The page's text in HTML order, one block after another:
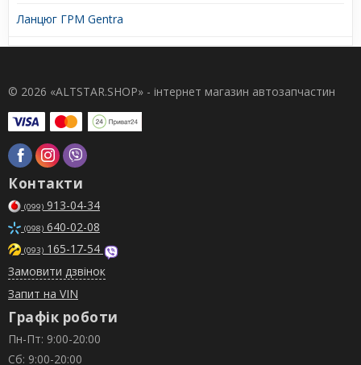
Ланцюг ГРМ Gentra
© 2026 «ALTSTAR.SHOP» - інтернет магазин автозапчастин
Контакти
(099) 913-04-34
(098) 640-02-08
(093) 165-17-54
Замовити дзвінок
Запит на VIN
Графік роботи
Пн-Пт: 9:00-20:00
Сб: 9:00-20:00